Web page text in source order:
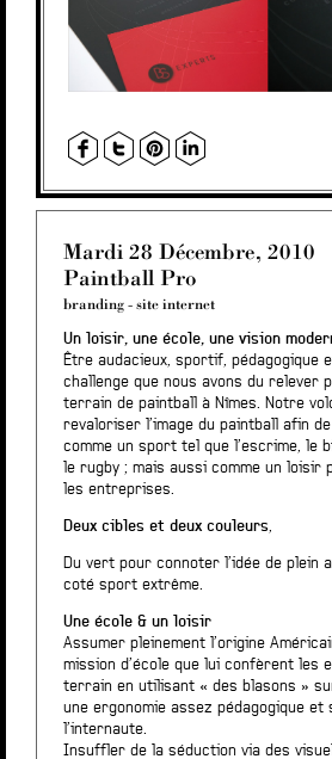
Mardi 28 Décembre, 2010
Paintball Pro
branding - site internet
Un loisir, une école, une vision
Être audacieux, sportif, pédagogique
challenge que nous avons du relever
terrain de paintball à Nîmes. Notre
revaloriser l’image du paintball afin
comme un sport tel que l’escrime, le
le rugby ; mais aussi comme un loisir
les entreprises.
Deux cibles et deux couleurs,
Du vert pour connoter l’idée de plein
coté sport extrême.
Une école & un loisir
Assumer pleinement l’origine
mission d’école que lui confèrent les
terrain en utilisant « des blasons »
une ergonomie assez pédagogique et
l’internaute.
Insuffler de la séduction via des